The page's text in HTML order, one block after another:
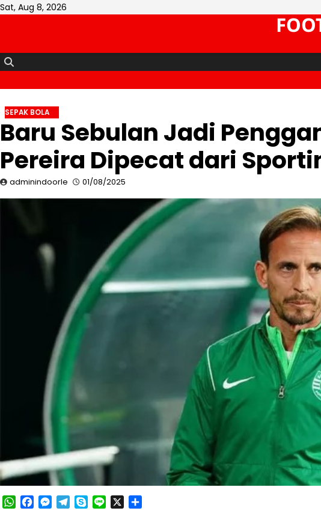
Skip
Sat, Aug 8, 2026
SEPAK BOLA
Baru Sebulan Jadi
Pereira Dipecat dari
adminindoorle 01/08/2025
WhatsApp
Facebook
Messenger
Telegram
SkypeLine